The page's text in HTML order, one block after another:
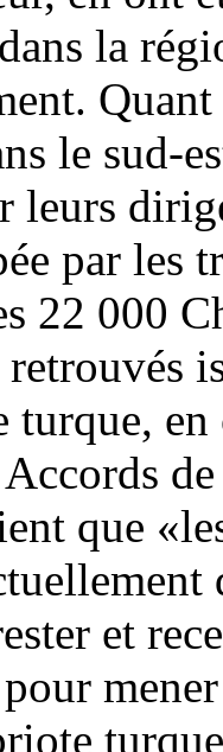
la
le sud-
leurs
par les
22 000
turque,
que
et